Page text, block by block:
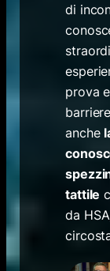
di
prova
anche
tattile
da